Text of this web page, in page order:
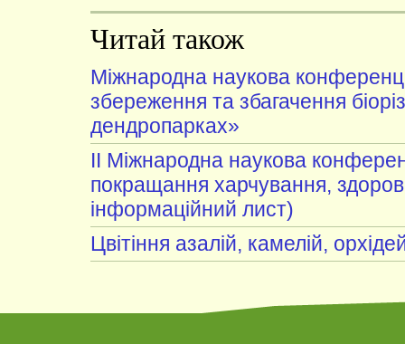
Читай також
Міжнародна наукова
збереження та збагачення
дендропарках»
II Міжнародна наукова
покращання харчування,
інформаційний лист)
Цвітіння азалій, камелій,